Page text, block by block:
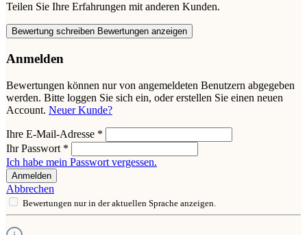
Teilen Sie Ihre Erfahrungen mit anderen Kunden.
Bewertung schreiben Bewertungen anzeigen
Anmelden
Bewertungen können nur von angemeldeten Benutzern abgegeben
werden. Bitte loggen Sie sich ein, oder erstellen Sie einen neuen
Account. Neuer Kunde?
Ihre E-Mail-Adresse *
Ihr Passwort *
Ich habe mein Passwort vergessen.
Anmelden
Abbrechen
Bewertungen nur in der aktuellen Sprache anzeigen.